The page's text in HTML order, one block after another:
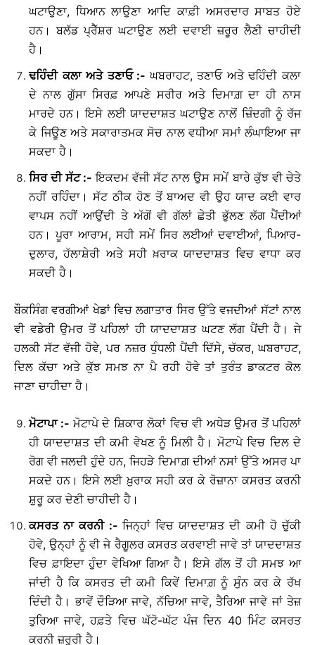
ਘਟਾਉਣਾ, ਧਿਆਨ ਲਾਉਣਾ ਆਦਿ ਕਾਫ਼ੀ ਅਸਰਦਾਰ ਸਾਬਤ ਹੋਏ
ਹਨ। ਬਲੱਡ ਪ੍ਰੈੱਸ਼ਰ ਘਟਾਉਣ ਲਈ ਦਵਾਈ ਜ਼ਰੂਰ ਲੈਣੀ ਚਾਹੀਦੀ
ਹੈ।
ਢਹਿੰਦੀ ਕਲਾ ਅਤੇ ਤਣਾਓ:- ਘਬਰਾਹਟ, ਤਣਾਓ ਅਤੇ ਢਹਿੰਦੀ ਕਲਾ
ਦੇ ਨਾਲ ਗੁੱਸਾ ਸਿਰਫ਼ ਆਪਣੇ ਸਰੀਰ ਅਤੇ ਦਿਮਾਗ਼ ਦਾ ਹੀ ਨਾਸ
ਮਾਰਦੇ ਹਨ। ਇਸੇ ਲਈ ਯਾਦਦਾਸ਼ਤ ਘਟਾਉਣ ਨਾਲੋਂ ਜ਼ਿੰਦਗੀ ਨੂੰ ਰੱਜ
ਕੇ ਜਿਊਣ ਅਤੇ ਸਕਾਰਾਤਮਕ ਸੋਚ ਨਾਲ ਵਧੀਆ ਸਮਾਂ ਲੰਘਾਇਆ ਜਾ
ਸਕਦਾ ਹੈ।
ਸਿਰ ਦੀ ਸੱਟ:-ਇਕਦਮ ਵੱਜੀ ਸੱਟ ਨਾਲ ਉਸ ਸਮੇਂ ਬਾਰੇ ਕੁੱਝ ਵੀ ਚੇਤੇ
ਨਹੀਂ ਰਹਿੰਦਾ। ਸੱਟ ਠੀਕ ਹੋਣ ਤੋਂ ਬਾਅਦ ਵੀ ਉਹ ਯਾਦ ਕਈ ਵਾਰ
ਵਾਪਸ ਨਹੀਂ ਆਉਂਦੀ ਤੇ ਅੱਗੋਂ ਵੀ ਗੱਲਾਂ ਛੇਤੀ ਭੁੱਲਣ ਲੱਗ ਪੈਂਦੀਆਂ
ਹਨ। ਪੂਰਾ ਆਰਾਮ, ਸਹੀ ਸਮੇਂ ਸਿਰ ਲਈਆਂ ਦਵਾਈਆਂ, ਪਿਆਰ-
ਦੁਲਾਰ, ਹੱਲਾਸ਼ੇਰੀ ਅਤੇ ਸਹੀ ਖ਼ਰਾਕ ਯਾਦਦਾਸ਼ਤ ਵਿਚ ਵਾਧਾ ਕਰ
ਸਕਦੀ ਹੈ।
ਬੌਕਸਿੰਗ ਵਰਗੀਆਂ ਖੇਡਾਂ ਵਿਚ ਲਗਾਤਾਰ ਸਿਰ ਉੱਤੇ ਵਜਦੀਆਂ ਸੱਟਾਂ ਨਾਲ
ਵੀ ਵਡੇਰੀ ਉਮਰ ਤੋਂ ਪਹਿਲਾਂ ਹੀ ਯਾਦਦਾਸ਼ਤ ਘਟਣ ਲੱਗ ਪੈਂਦੀ ਹੈ। ਜੇ
ਹਲਕੀ ਸੱਟ ਵੱਜੀ ਹੋਵੇ, ਪਰ ਨਜ਼ਰ ਧੁੰਧਲੀ ਪੈਂਦੀ ਦਿੱਸੇ, ਚੱਕਰ, ਘਬਰਾਹਟ,
ਦਿਲ ਕੱਚਾ ਅਤੇ ਕੁੱਝ ਸਮਝ ਨਾ ਪੈ ਰਹੀ ਹੋਵੇ ਤਾਂ ਤੁਰੰਤ ਡਾਕਟਰ ਕੋਲ
ਜਾਣਾ ਚਾਹੀਦਾ ਹੈ।
ਮੋਟਾਪਾ:- ਮੋਟਾਪੇ ਦੇ ਸ਼ਿਕਾਰ ਲੋਕਾਂ ਵਿਚ ਵੀ ਅਧੇੜ ਉਮਰ ਤੋਂ ਪਹਿਲਾਂ
ਹੀ ਯਾਦਦਾਸ਼ਤ ਦੀ ਕਮੀ ਵੇਖਣ ਨੂੰ ਮਿਲੀ ਹੈ। ਮੋਟਾਪੇ ਵਿਚ ਦਿਲ ਦੇ
ਰੋਗ ਵੀ ਜਲਦੀ ਹੁੰਦੇ ਹਨ, ਜਿਹੜੇ ਦਿਮਾਗ਼ ਦੀਆਂ ਨਸਾਂ ਉੱਤੇ ਅਸਰ ਪਾ
ਸਕਦੇ ਹਨ। ਇਸੇ ਲਈ ਖ਼ੁਰਾਕ ਸਹੀ ਕਰ ਕੇ ਰੋਜ਼ਾਨਾ ਕਸਰਤ ਕਰਨੀ
ਸ਼ੁਰੂ ਕਰ ਦੇਣੀ ਚਾਹੀਦੀ ਹੈ।
ਕਸਰਤ ਨਾ ਕਰਨੀ:- ਜਿਨ੍ਹਾਂ ਵਿਚ ਯਾਦਦਾਸ਼ਤ ਦੀ ਕਮੀ ਹੋ ਚੁੱਕੀ
ਹੋਵੇ, ਉਨ੍ਹਾਂ ਨੂੰ ਵੀ ਜੇ ਰੈਗੂਲਰ ਕਸਰਤ ਕਰਵਾਈ ਜਾਵੇ ਤਾਂ ਯਾਦਦਾਸ਼ਤ
ਵਿਚ ਫ਼ਾਇਦਾ ਹੁੰਦਾ ਵੇਖਿਆ ਗਿਆ ਹੈ। ਇਸੇ ਗੱਲ ਤੋਂ ਹੀ ਸਮਝ ਆ
ਜਾਂਦੀ ਹੈ ਕਿ ਕਸਰਤ ਦੀ ਕਮੀ ਕਿਵੇਂ ਦਿਮਾਗ਼ ਨੂੰ ਸੁੰਨ ਕਰ ਕੇ ਰੱਖ
ਦਿੰਦੀ ਹੈ। ਭਾਵੇਂ ਦੌੜਿਆ ਜਾਵੇ, ਨੱਚਿਆ ਜਾਵੇ, ਤੈਰਿਆ ਜਾਵੇ ਜਾਂ ਤੇਜ਼
ਤੁਰਿਆ ਜਾਵੇ, ਹਫ਼ਤੇ ਵਿਚ ਘੱਟੋ-ਘੱਟ ਪੰਜ ਦਿਨ 40 ਮਿੰਟ ਕਸਰਤ
ਕਰਨੀ ਜ਼ਰੂਰੀ ਹੈ।